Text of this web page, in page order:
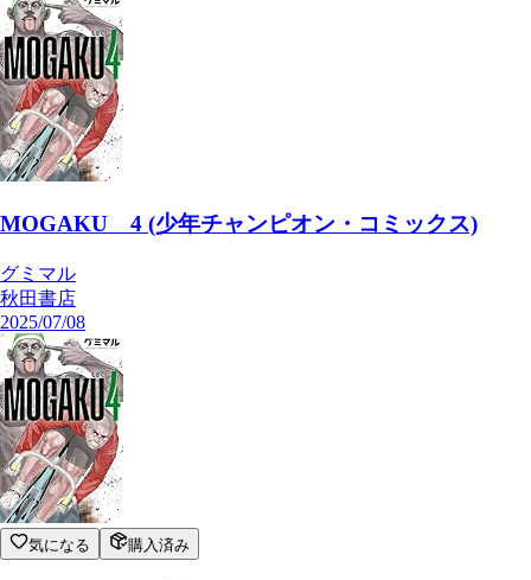
MOGAKU 4 (少年チャンピオン・コミックス)
グミマル
秋田書店
2025/07/08
気になる 購入済み